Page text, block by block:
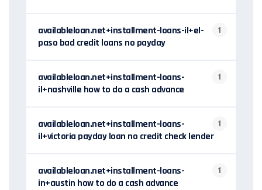
availableloan.net+installment-loans-il+el-
paso bad credit loans no payday
1
availableloan.net+installment-loans-
il+nashville how to do a cash advance
1
availableloan.net+installment-loans-
il+victoria payday loan no credit check lender
1
availableloan.net+installment-loans-
in+austin how to do a cash advance
1